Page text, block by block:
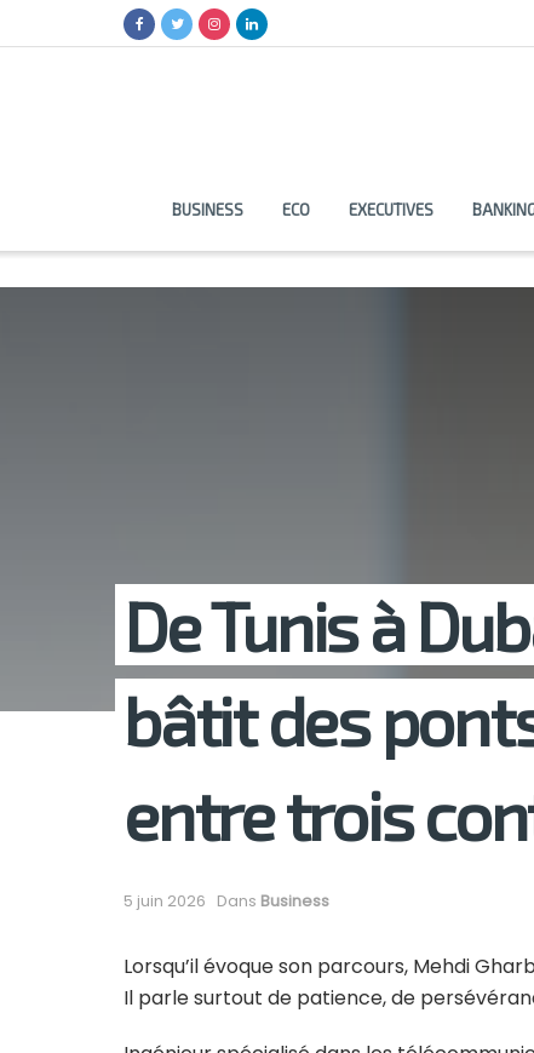
BUSINESS ECO EXECUTIVES
De Tunis à
bâtit des
entre trois
5 juin 2026 Dans Business
Lorsqu’il évoque son parcours, Mehdi
Il parle surtout de patience, de